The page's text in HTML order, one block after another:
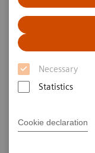
Necessary
Statistics
Cookie declaration